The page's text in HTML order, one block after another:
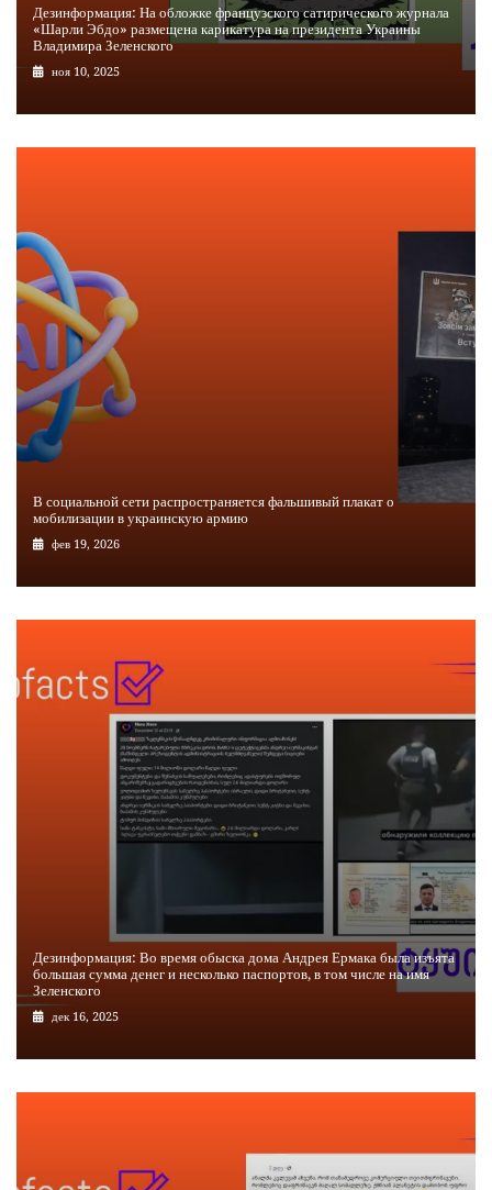
Дезинформация: На обложке французского сатирического журнала
«Шарли Эбдо» размещена карикатура на президента Украины
Владимира Зеленского
ноя 10, 2025
В социальной сети распространяется фальшивый плакат о
мобилизации в украинскую армию
фев 19, 2026
Дезинформация: Во время обыска дома Андрея Ермака была изъята
большая сумма денег и несколько паспортов, в том числе на имя
Зеленского
дек 16, 2025